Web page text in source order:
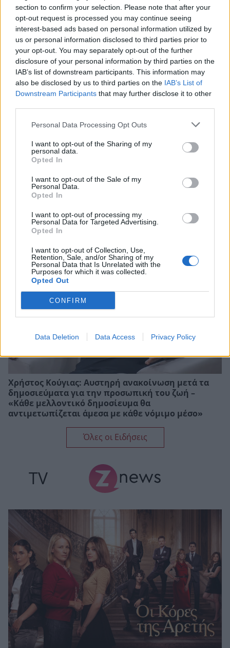
section to confirm your selection. Please note that after your
opt-out request is processed you may continue seeing
interest-based ads based on personal information utilized by
us or personal information disclosed to third parties prior to
your opt-out. You may separately opt-out of the further
disclosure of your personal information by third parties on the
IAB’s list of downstream participants. This information may
also be disclosed by us to third parties on the IAB’s List of
Downstream Participants that may further disclose it to other
Personal Data Processing Opt Outs
I want to opt-out of the Sharing of my
personal data.
Opted In
I want to opt-out of the Sale of my
Personal Data.
Opted In
I want to opt-out of processing my
Personal Data for Targeted Advertising.
Opted In
I want to opt-out of Collection, Use,
Retention, Sale, and/or Sharing of my
Personal Data that Is Unrelated with the
Purposes for which it was collected.
Opted Out
CONFIRM
Data Deletion Data Access Privacy Policy
Τροχαίο ατύχημα για τον Mike
Άννα Ρεζάν: Ποζάρει με το μαγιό της σε απόλυτη
φόρμα
Χρήστος Κούγιας: Αυστηρή ανακοίνωση μετά τα
δημοσιεύματα για την προσωπική του ζωή –
«Κάθε μελλοντικό δημοσίευμα θα
αντιμετωπίζεται άμεσα με κάθε νόμιμο μέσο»
Όλες οι Ειδήσεις
TV